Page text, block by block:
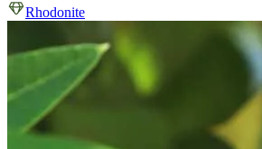
Rhodonite